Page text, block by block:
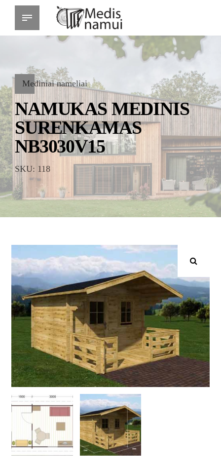
Mediniai nameliai
NAMUKAS MEDINIS
SURENKAMAS
NB3030V15
SKU: 118